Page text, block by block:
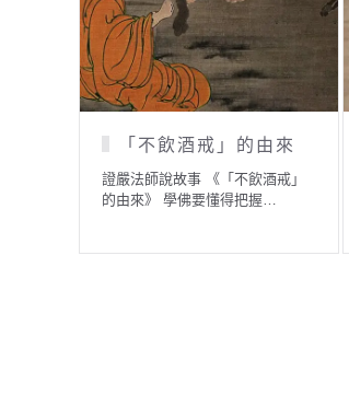
執相而求的供僧
證嚴法師說故事 《執相而求的供
僧》 《金剛經》上說「若以色
善
證嚴法師
佛經上